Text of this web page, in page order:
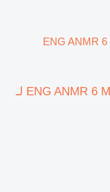
محرك كهربائي ENG ANMR 6
محرك كهربائي ENG ANMR 6 Motoriduttore - Gearmotor لـ